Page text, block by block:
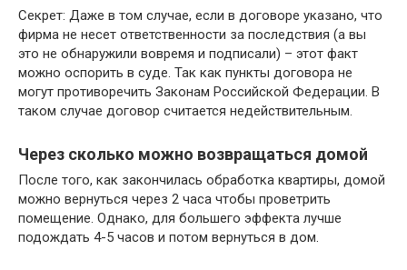
Секрет: Даже в том случае, если в договоре указано, что
фирма не несет ответственности за последствия (а вы
это не обнаружили вовремя и подписали) – этот факт
можно оспорить в суде. Так как пункты договора не
могут противоречить Законам Российской Федерации. В
таком случае договор считается недействительным.
Через сколько можно возвращаться домой
После того, как закончилась обработка квартиры, домой
можно вернуться через 2 часа чтобы проветрить
помещение. Однако, для большего эффекта лучше
подождать 4-5 часов и потом вернуться в дом.